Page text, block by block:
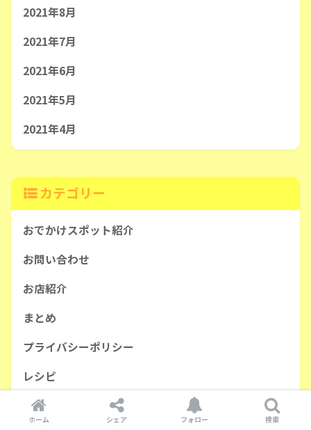
2021年8月
2021年7月
2021年6月
2021年5月
2021年4月
カテゴリー
おでかけスポット紹介
お問い合わせ
お店紹介
まとめ
プライバシーポリシー
レシピ
出産育児関連
ホーム シェア フォロー 検索